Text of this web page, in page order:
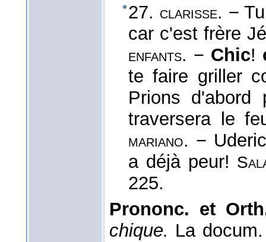
27. clarisse. −
car c'est frère
enfants. − Chic!
te faire griller
Prions d'abord
traversera le
mariano. −
a déjà peur!
225.
Prononc. et
chique. La